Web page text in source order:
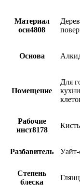
Материал
осн4808
Основа
Помещение
Для
Рабочие
инст8178
Разбавитель
Степень
блеска